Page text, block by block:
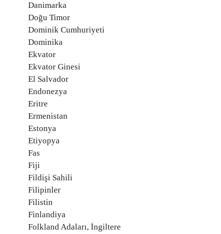
Danimarka
Doğu Timor
Dominik Cumhuriyeti
Dominika
Ekvator
Ekvator Ginesi
El Salvador
Endonezya
Eritre
Ermenistan
Estonya
Etiyopya
Fas
Fiji
Fildişi Sahili
Filipinler
Filistin
Finlandiya
Folkland Adaları, İngiltere